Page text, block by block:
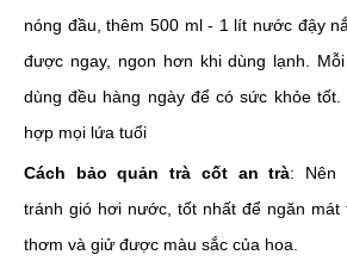
nóng đầu, thêm 500 ml - 1 lít nước đậy
được ngay, ngon hơn khi dùng lạnh.
dùng đều hàng ngày để có sức khỏe tốt.
hợp mọi lứa tuổi
Cách bảo quản trà cốt an trà: Nên
tránh gió hơi nước, tốt nhất để ngăn mát
thơm và giử được màu sắc của hoa.